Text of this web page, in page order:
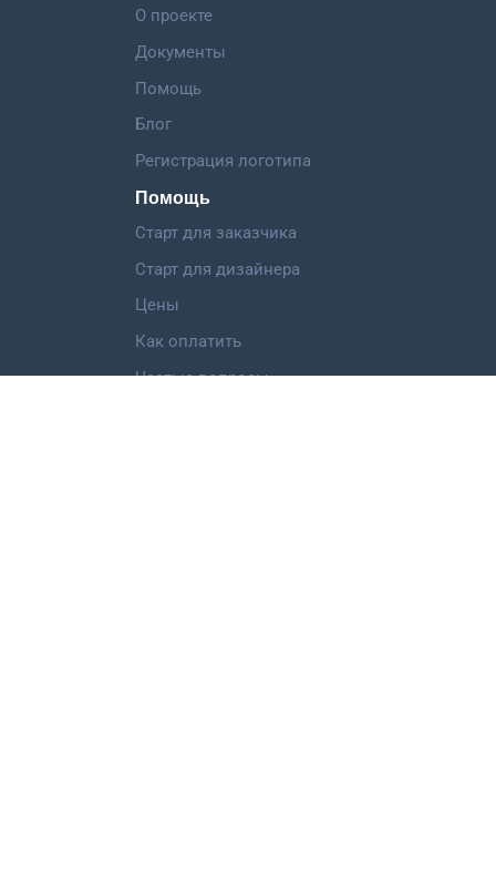
О проекте
Документы
Помощь
Блог
Регистрация логотипа
Помощь
Старт для заказчика
Старт для дизайнера
Цены
Как оплатить
Частые вопросы